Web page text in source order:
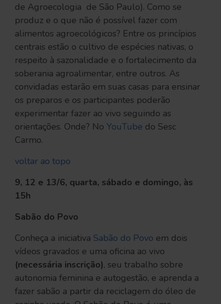
de Agroecologia de São Paulo). Como se
produz e o que não é possível fazer com
alimentos agroecológicos? Entre os princípios
centrais estão o cultivo de espécies nativas, o
respeito à sazonalidade e o fortalecimento da
soberania agroalimentar, entre outros. As
convidadas estarão em suas casas para ensinar
os preparos e os participantes poderão
experimentar fazer ao vivo seguindo as
orientações. Onde? No YouTube do Sesc
Carmo.
voltar ao topo
9, 12 e 13/6, quarta, sábado e domingo, às
15h
Sabão do Povo
Conheça a iniciativa Sabão do Povo em dois
vídeos gravados e uma oficina ao vivo
(necessária inscrição), seu trabalho sobre
autonomia feminina e autogestão, e aprenda a
fazer sabão a partir da reciclagem do óleo de